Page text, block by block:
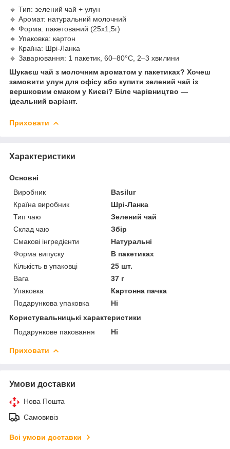
🔹 Тип: зелений чай + улун
🔹 Аромат: натуральний молочний
🔹 Форма: пакетований (25х1,5г)
🔹 Упаковка: картон
🔹 Країна: Шрі-Ланка
🔹 Заварювання: 1 пакетик, 60–80°C, 2–3 хвилини
Шукаєш чай з молочним ароматом у пакетиках? Хочеш
замовити улун для офісу або купити зелений чай із
вершковим смаком у Києві? Біле чарівництво —
ідеальний варіант.
Приховати
Характеристики
Основні
Виробник
Basilur
Країна виробник
Шрі-Ланка
Тип чаю
Зелений чай
Склад чаю
Збір
Смакові інгредієнти
Натуральні
Форма випуску
В пакетиках
Кількість в упаковці
25 шт.
Вага
37 г
Упаковка
Картонна пачка
Подарункова упаковка
Ні
Користувальницькі характеристики
Подарункове паковання
Ні
Приховати
Умови доставки
Нова Пошта
Самовивіз
Всі умови доставки